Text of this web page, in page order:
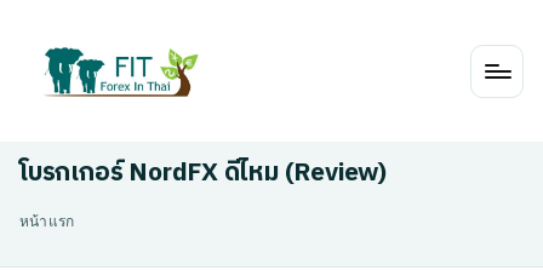
โบรกเกอร์ NordFX ดีไหม (Review)
หน้าแรก